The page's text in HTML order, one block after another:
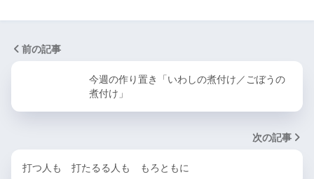
前の記事
今週の作り置き「いわしの煮付け／ごぼうの
煮付け」
次の記事
打つ人も 打たるる人も もろともに